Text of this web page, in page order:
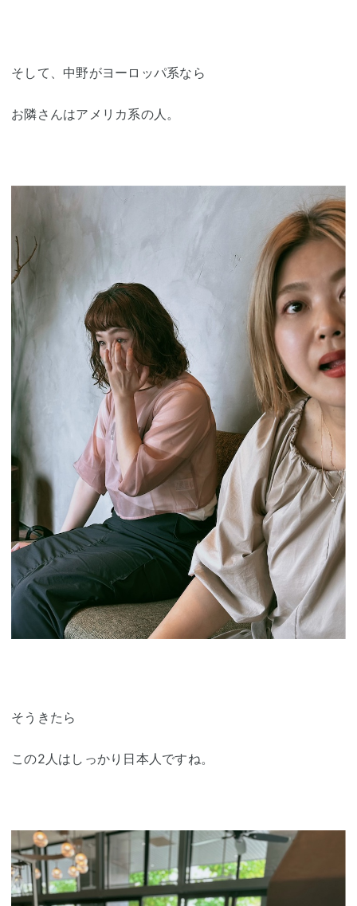
そして、中野がヨーロッパ系なら
お隣さんはアメリカ系の人。
そうきたら
この2人はしっかり日本人ですね。